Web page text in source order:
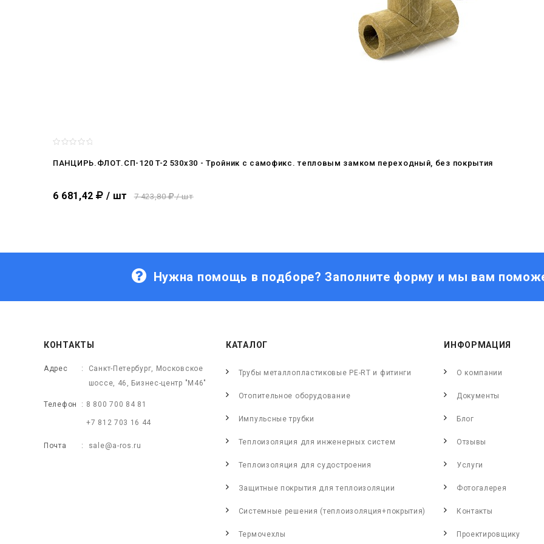
ПАНЦИРЬ.ФЛОТ.СП-120 T-2 530x30 - Тройник c самофикс. тепловым замком переходный, без покрытия
6 681,42 / шт 7 423,80 / шт
Нужна помощь в подборе? Заполните форму и мы вам
КОНТАКТЫ
Адрес
Санкт-Петербург, Московское
шоссе, 46, Бизнес-центр "М46"
Телефон 8 800 700 84 81
+7 812 703 16 44
Почта sale@a-ros.ru
КАТАЛОГ
Трубы металлопластиковые PE-RT и фитинги
Отопительное оборудование
Импульсные трубки
Теплоизоляция для инженерных систем
Теплоизоляция для судостроения
Защитные покрытия для теплоизоляции
Системные решения (теплоизоляция+покрытия)
Термочехлы
ИНФОРМАЦИЯ
О компании
Документы
Блог
Отзывы
Услуги
Фотогалерея
Контакты
Проектировщику